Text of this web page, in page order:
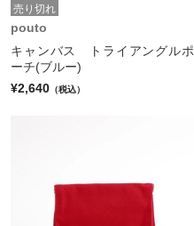
売り切れ
pouto
キャンバス トライアングルポ
ーチ(ブルー)
¥2,640 （税込）